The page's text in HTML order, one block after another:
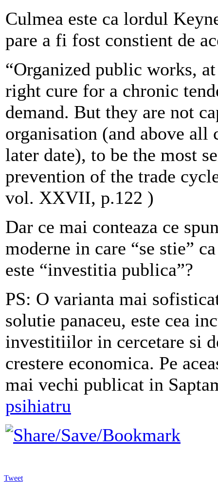
Culmea este ca lordul
pare a fi fost constient de
“Organized public works,
right cure for a chronic
demand. But they are not
organisation (and above all
later date), to be the most
prevention of the trade
vol. XXVII, p.122 )
Dar ce mai conteaza ce
moderne in care “se stie”
este “investitia publica”?
PS: O varianta mai
solutie panaceu, este cea
investitiilor in cercetare si
crestere economica. Pe
mai vechi publicat in
psihiatru
Tweet